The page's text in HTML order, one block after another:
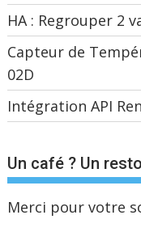
HA : Regrouper 2
Capteur de
02D
Intégration API
Un café ? Un
Merci pour votre